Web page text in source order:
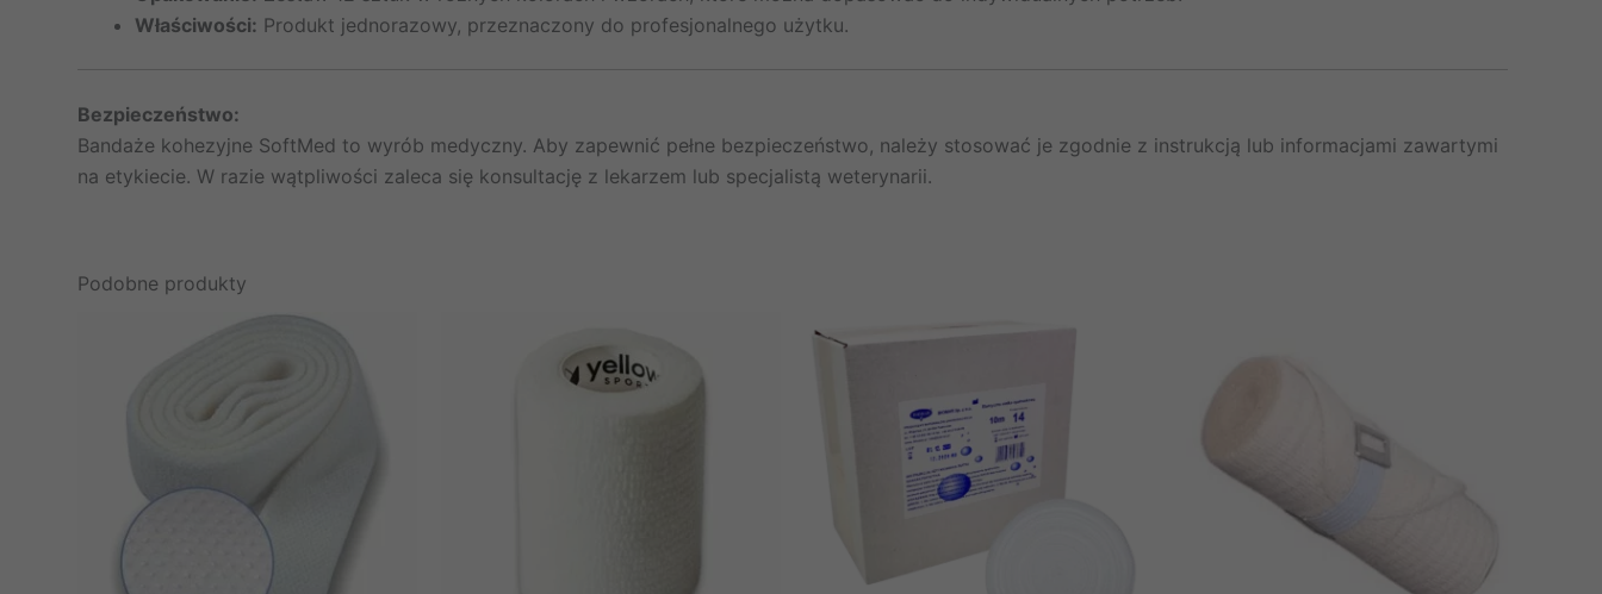
Właściwości: Produkt jednorazowy, przeznaczony do profesjonalnego użytku.
Bezpieczeństwo:
Bandaże kohezyjne SoftMed to wyrób medyczny. Aby zapewnić pełne bezpieczeństwo, należy stosować je zgodnie z instrukcją lub informacjami zawartymi
na etykiecie. W razie wątpliwości zaleca się konsultację z lekarzem lub specjalistą weterynarii.
Podobne produkty